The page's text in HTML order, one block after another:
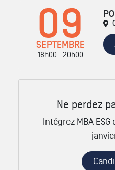
09
SEPTEMBRE
18h00 - 20h00
Ne perdez
Intégrez MBA